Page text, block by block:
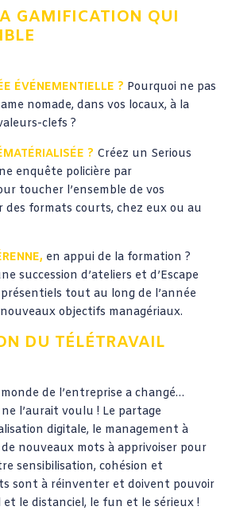
GAMIFICATION QUI
ÉVÉNEMENTIELLE ? Pourquoi ne pas
nomade, dans vos locaux, à la
clefs ?
? Créez un Serious
enquête policière par
toucher l’ensemble de vos
des formats courts, chez eux ou au
en appui de la formation ?
succession d’ateliers et d’Escape
tout au long de l’année
objectifs managériaux.
DU TÉLÉTRAVAIL
de l’entreprise a changé…
l’aurait voulu ! Le partage
digitale, le management à
nouveaux mots à apprivoiser pour
sensibilisation, cohésion et
sont à réinventer et doivent pouvoir
le distanciel, le fun et le sérieux !